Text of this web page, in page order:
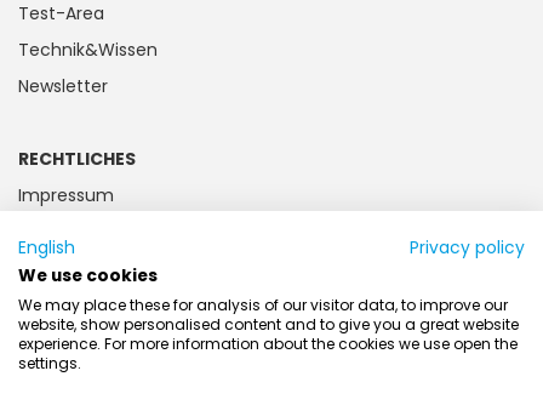
Test-Area
Technik&Wissen
Newsletter
RECHTLICHES
Impressum
Kundeninformation
Batteriegesetz
AGB
English
Privacy policy
We use cookies
We may place these for analysis of our visitor data, to improve our
website, show personalised content and to give you a great website
experience. For more information about the cookies we use open the
settings.